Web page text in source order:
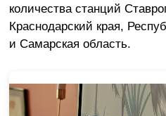
количества станций
Краснодарский края,
и Самарская область.